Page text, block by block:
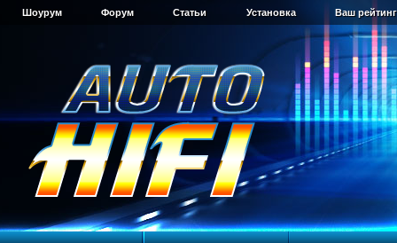
Шоурум Форум Статьи Установка Ваш